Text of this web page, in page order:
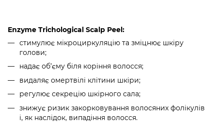
Enzyme Trichological Scalp Peel:
стимулює мікроциркуляцію та зміцнює шкіру
голови;
надає об’єму біля коріння волосся;
видаляє омертвілі клітини шкіри;
регулює секрецію шкірного сала;
знижує ризик закорковування волосяних фолікулів
і, як наслідок, випадіння волосся.